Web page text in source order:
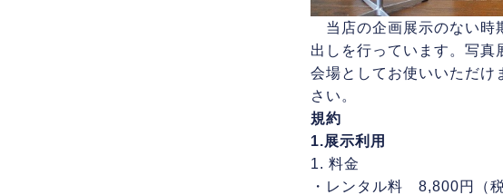
当店の企画展示のない時
出しを行っています。写真
会場としてお使いいただけ
さい。
規約
1.展示利用
1. 料金
・レンタル料 8,800円（